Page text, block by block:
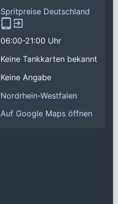
Spritpreise Deutschland
06:00-21:00 Uhr
Keine Tankkarten bekannt
Keine Angabe
Nordrhein-Westfalen
Auf Google Maps öffnen